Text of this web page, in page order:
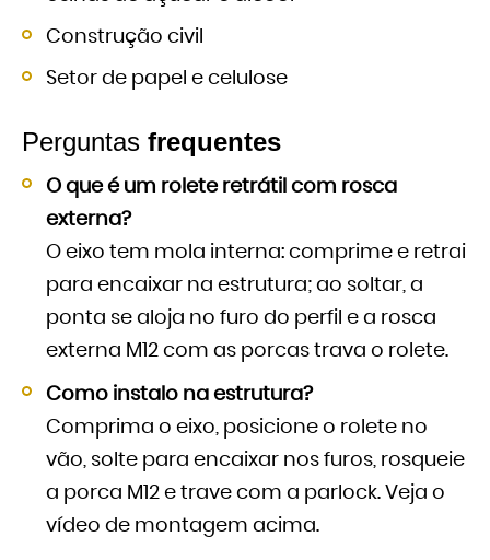
Construção civil
Setor de papel e celulose
Perguntas frequentes
O que é um rolete retrátil com rosca
externa?
O eixo tem mola interna: comprime e retrai
para encaixar na estrutura; ao soltar, a
ponta se aloja no furo do perfil e a rosca
externa M12 com as porcas trava o rolete.
Como instalo na estrutura?
Comprima o eixo, posicione o rolete no
vão, solte para encaixar nos furos, rosqueie
a porca M12 e trave com a parlock. Veja o
vídeo de montagem acima.